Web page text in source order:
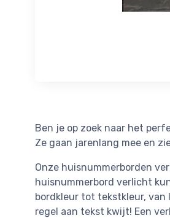
Ben je op zoek naar het
Ze gaan jarenlang mee en
Onze huisnummerborden
huisnummerbord verlicht
bordkleur tot tekstkleur,
regel aan tekst kwijt! Een